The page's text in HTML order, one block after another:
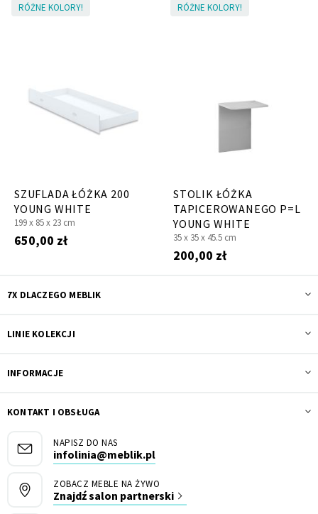
RÓŻNE KOLORY!
SZUFLADA ŁÓŻKA 200
YOUNG WHITE
199 x 85 x 23 cm
650,00 zł
RÓŻNE KOLORY!
STOLIK ŁÓŻKA
TAPICEROWANEGO P=L
YOUNG WHITE
35 x 35 x 45.5 cm
200,00 zł
7X DLACZEGO MEBLIK
LINIE KOLEKCJI
INFORMACJE
KONTAKT I OBSŁUGA
NAPISZ DO NAS
infolinia@meblik.pl
ZOBACZ MEBLE NA ŻYWO
Znajdź salon partnerski